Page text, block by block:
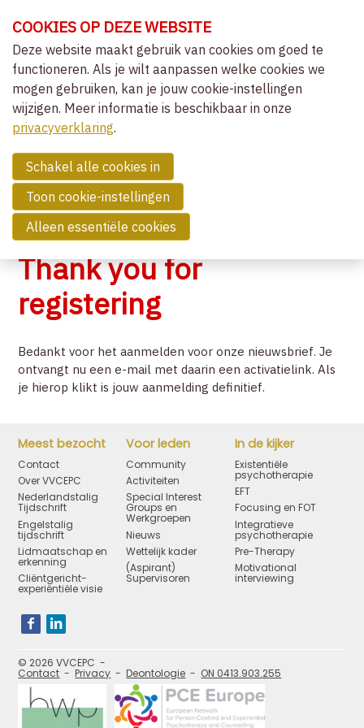
links
over
Spring
naar
de
navigatie
naar
de
inhoud
Thank you for
registering
Bedankt voor het aanmelden voor onze nieuwsbrief. Je
ontvangt nu een e-mail met daarin een activatielink. Als
je hierop klikt is jouw aanmelding definitief.
Meest bezocht
Contact
Over VVCEPC
Nederlandstalig
Tijdschrift
Engelstalig
tijdschrift
Lidmaatschap en
erkenning
Cliëntgericht-
experiëntiële visie
Voor leden
Community
Activiteiten
Special Interest
Groups en
Werkgroepen
Nieuws
Wettelijk kader
(Aspirant)
Supervisoren
In de kijker
Existentiële
psychotherapie
EFT
Focusing en FOT
Integratieve
psychotherapie
Pre-Therapy
Motivational
interviewing
Bezoek
onze
pagina's:
© 2026 VVCEPC
Contact Privacy Deontologie ON 0413.903.255
OVER VVCEPC
CLIËNTGERICHT-EXPERIËNTIEEL
NIEUWS
COMMUNITY
CONTACT
ZOEK
ACCOUNT
COOKIES OP DEZE WEBSITE
Deze website maakt gebruik van cookies om goed te
functioneren. Als je wilt aanpassen welke cookies we
mogen gebruiken, kan je jouw cookie-instellingen
wijzigen. Meer informatie is beschikbaar in onze
privacyverklaring.
Schakel alle cookies in
Toon cookie-instellingen
Alleen essentiële cookies